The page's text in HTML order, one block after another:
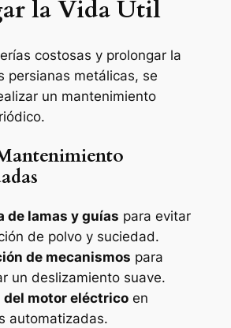
la Vida Útil
costosas y prolongar la
persianas metálicas, se
un mantenimiento
de lamas y guías para evitar
de polvo y suciedad.
de mecanismos para
un deslizamiento suave.
del motor eléctricoen
automatizadas.